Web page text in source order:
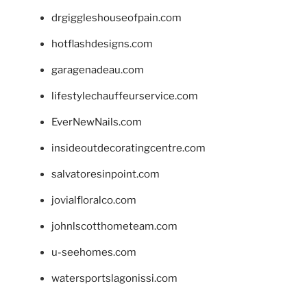
drgiggleshouseofpain.com
hotflashdesigns.com
garagenadeau.com
lifestylechauffeurservice.com
EverNewNails.com
insideoutdecoratingcentre.com
salvatoresinpoint.com
jovialfloralco.com
johnlscotthometeam.com
u-seehomes.com
watersportslagonissi.com